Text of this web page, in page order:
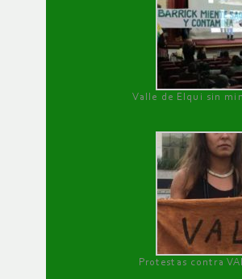
Valle de Elqui sin
Protestas contra